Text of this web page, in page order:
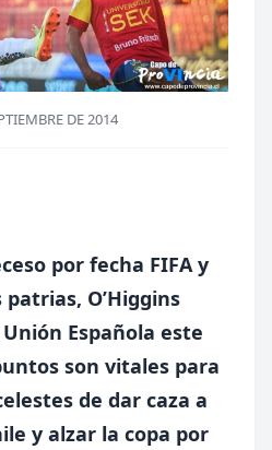
DE 2014
por fecha FIFA y
O’Higgins
Española este
son vitales para
de dar caza a
y alzar la copa por